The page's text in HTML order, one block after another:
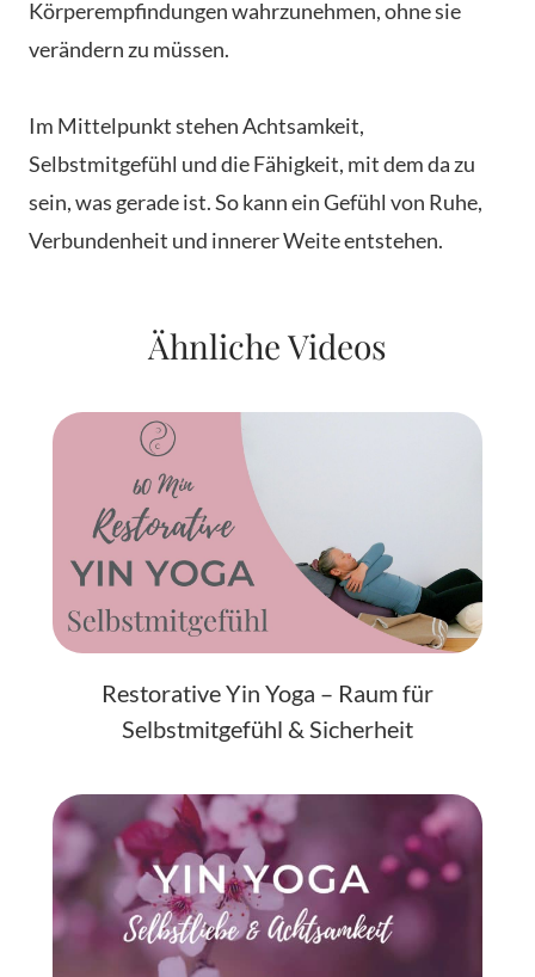
Körperempfindungen wahrzunehmen, ohne sie
verändern zu müssen.
Im Mittelpunkt stehen Achtsamkeit,
Selbstmitgefühl und die Fähigkeit, mit dem da zu
sein, was gerade ist. So kann ein Gefühl von Ruhe,
Verbundenheit und innerer Weite entstehen.
Ähnliche Videos
Restorative Yin Yoga – Raum für
Selbstmitgefühl & Sicherheit